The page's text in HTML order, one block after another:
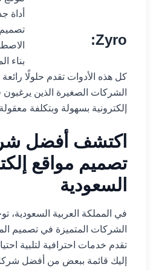
Zyro:
أداة
بناء
كل هذه الأدوات تقدم حلولًا
الشركات الصغيرة الذين يرغبون
إلكترونية بسهولة وبتكلفة
اكتشف أفضل
تصميم مواقع
السعودية
في المملكة العربية السعودية،
الشركات المتميزة في تصميم
تقدم خدمات احترافية لتلبية
إليك قائمة ببعض من أفضل